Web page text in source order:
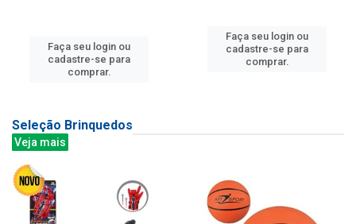
Faça seu login ou
cadastre-se para
comprar.
Faça seu login ou
cadastre-se para
comprar.
Seleção Brinquedos
Veja mais